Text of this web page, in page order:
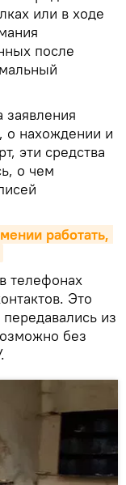
или в ходе
после
заявления
о нахождении и
эти средства
о чем
работать,
телефонах
Это
из
без